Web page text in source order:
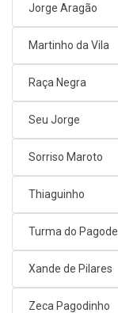
Jorge Aragão
Martinho da Vila
Raça Negra
Seu Jorge
Sorriso Maroto
Thiaguinho
Turma do Pagode
Xande de Pilares
Zeca Pagodinho